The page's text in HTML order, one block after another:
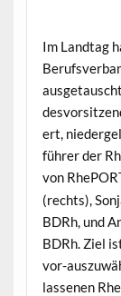
Im Land­tag
ert,
führer der
von
(rechts),
BDRh, und
BDRh. Ziel
vor-
lasse­nen